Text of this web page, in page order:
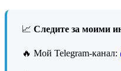
📈 Следите за моими
🔥 Мой Telegram-канал: